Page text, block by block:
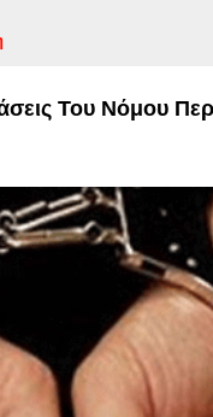
Του Νόμου